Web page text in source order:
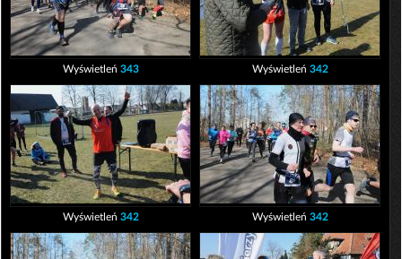
Wyświetleń 343 Wyświetleń 342
Wyświetleń 342 Wyświetleń 342